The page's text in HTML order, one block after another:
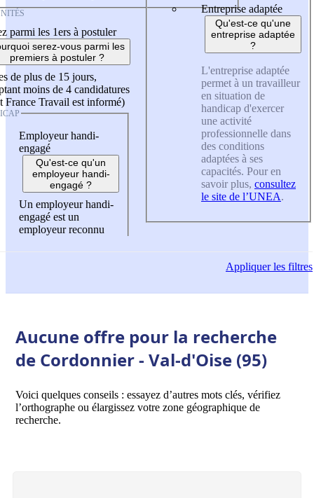
parmi les 1ers à postuler
serez-vous parmi les
premiers à postuler ?
de plus de 15 jours,
moins de 4 candidatures
France Travail est informé)
Employeur handi-
engagé
Qu'est-ce qu'un
employeur handi-
engagé ?
Un employeur handi-
engagé est un
employeur reconnu
Entreprise adaptée
Qu'est-ce qu'une
entreprise adaptée
?
L'entreprise adaptée
permet à un travailleur
en situation de
handicap d'exercer
une activité
professionnelle dans
des conditions
adaptées à ses
capacités. Pour en
savoir plus, consultez
le site de l’UNEA.
Appliquerles filtres
Aucune offre pour la recherche
de Cordonnier - Val-d'Oise (95)
Voici quelques conseils : essayez d’autres mots clés, vérifiez
l’orthographe ou élargissez votre zone géographique de
recherche.